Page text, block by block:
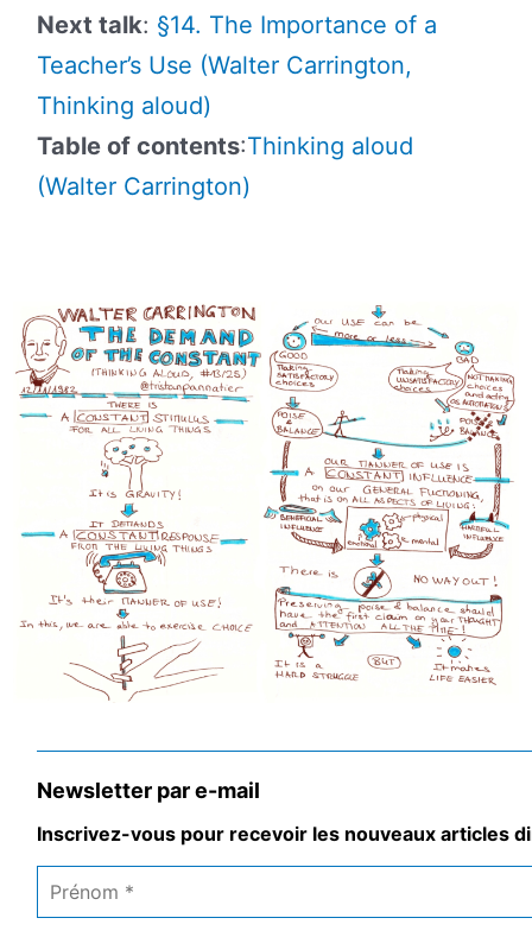
Next talk: §14. The Importance of a
Teacher’s Use (Walter Carrington,
Thinking aloud)
Table of contents:Thinking aloud
(Walter Carrington)
Newsletter par e-mail
Inscrivez-vous pour recevoir les nouveaux articles
Prénom